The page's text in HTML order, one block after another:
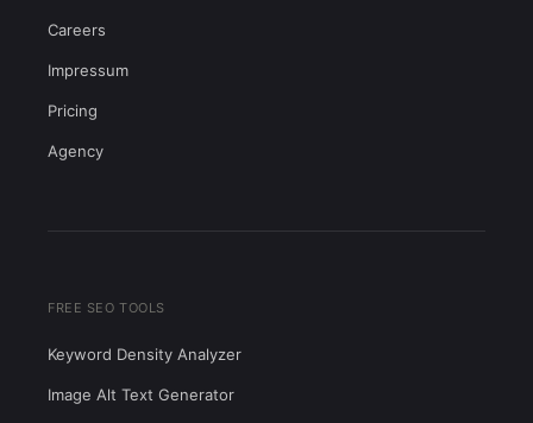
Careers
Impressum
Pricing
Agency
FREE SEO TOOLS
Keyword Density Analyzer
Image Alt Text Generator